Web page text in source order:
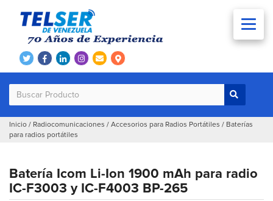
Inicio / Radiocomunicaciones / Accesorios para Radios Portátiles / Baterías
para radios portátiles
Batería Icom Li-Ion 1900 mAh para radio
IC-F3003 y IC-F4003 BP-265